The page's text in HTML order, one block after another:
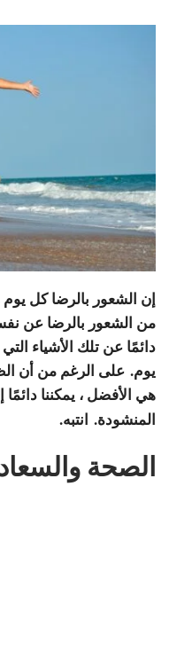
إن الشعور بالرضا كل
من الشعور بالرضا عن
دائمًا عن تلك الأشياء
يوم. على الرغم من أن
هي الأفضل ، يمكننا
المنشودة. انتبه.
الصحة